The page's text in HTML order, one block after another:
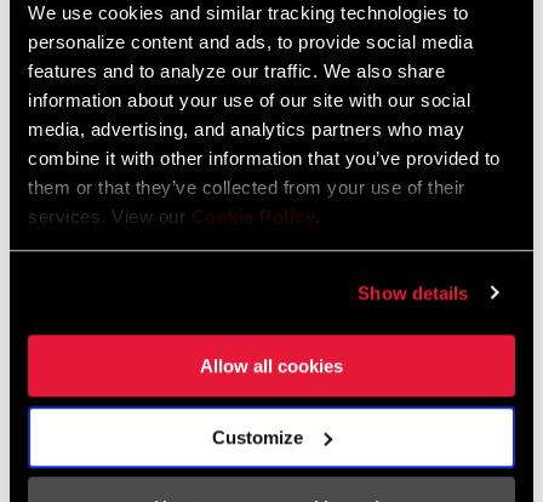
We use cookies and similar tracking technologies to
personalize content and ads, to provide social media
features and to analyze our traffic. We also share
information about your use of our site with our social
media, advertising, and analytics partners who may
combine it with other information that you’ve provided to
them or that they’ve collected from your use of their
services. View our Cookie Policy.
Show details
Allow all cookies
Customize
TROUVER UN MAGASIN
Fixations à 2 vis, pour un montage sûr et soigneusement
intégré
Spécifications